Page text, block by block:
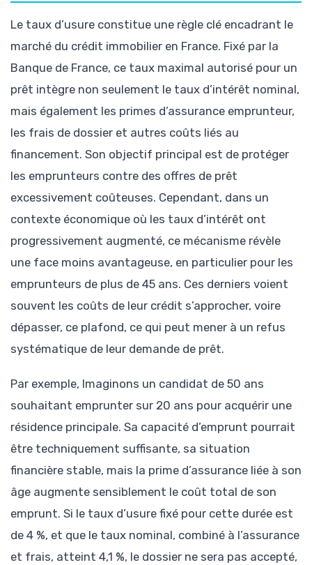
Le taux d’usure constitue une règle clé encadrant le
marché du crédit immobilier en France. Fixé par la
Banque de France, ce taux maximal autorisé pour un
prêt intègre non seulement le taux d’intérêt nominal,
mais également les primes d’assurance emprunteur,
les frais de dossier et autres coûts liés au
financement. Son objectif principal est de protéger
les emprunteurs contre des offres de prêt
excessivement coûteuses. Cependant, dans un
contexte économique où les taux d’intérêt ont
progressivement augmenté, ce mécanisme révèle
une face moins avantageuse, en particulier pour les
emprunteurs de plus de 45 ans. Ces derniers voient
souvent les coûts de leur crédit s’approcher, voire
dépasser, ce plafond, ce qui peut mener à un refus
systématique de leur demande de prêt.
Par exemple, Imaginons un candidat de 50 ans
souhaitant emprunter sur 20 ans pour acquérir une
résidence principale. Sa capacité d’emprunt pourrait
être techniquement suffisante, sa situation
financière stable, mais la prime d’assurance liée à son
âge augmente sensiblement le coût total de son
emprunt. Si le taux d’usure fixé pour cette durée est
de 4 %, et que le taux nominal, combiné à l’assurance
et frais, atteint 4,1 %, le dossier ne sera pas accepté,